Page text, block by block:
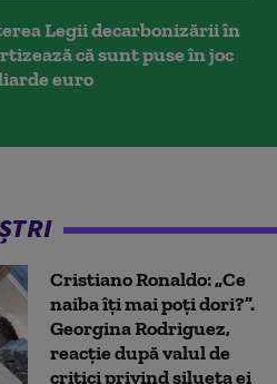
Legii decarbonizării în
că sunt puse în joc
euro
Cristiano Ronaldo: „Ce
naiba îți mai poți dori?”.
Georgina Rodriguez,
reacție după valul de
critici privind silueta ei